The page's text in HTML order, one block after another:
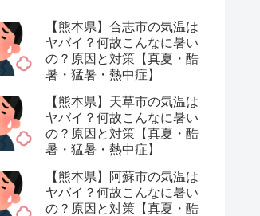
【熊本県】合志市の気温は
ヤバイ？何故こんなに暑い
の？原因と対策【真夏・酷
暑・猛暑・熱中症】
【熊本県】天草市の気温は
ヤバイ？何故こんなに暑い
の？原因と対策【真夏・酷
暑・猛暑・熱中症】
【熊本県】阿蘇市の気温は
ヤバイ？何故こんなに暑い
の？原因と対策【真夏・酷